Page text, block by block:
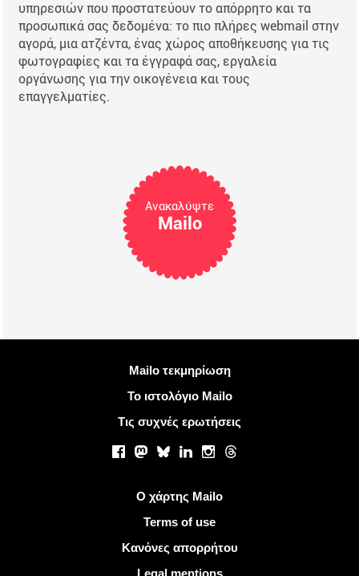
υπηρεσιών που προστατεύουν το απόρρητο και τα
προσωπικά σας δεδομένα: το πιο πλήρες webmail στην
αγορά, μια ατζέντα, ένας χώρος αποθήκευσης για τις
φωτογραφίες και τα έγγραφά σας, εργαλεία
οργάνωσης για την οικογένεια και τους
επαγγελματίες.
Ανακαλύψτε
Mailo
Περισσότερες πληροφορίες
Mailo τεκμηρίωση
Το ιστολόγιο Mailo
Τις συχνές ερωτήσεις
Κοινωνικά δίκτυα
Facebook
Mastodon
BlueskyLinkedInInstagram
Threads
Χρήσιμοι σύνδεσμοιΟ χάρτης Mailo
Terms of use
Κανόνες απορρήτου